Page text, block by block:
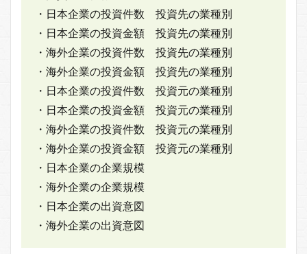
・日本企業の投資件数 投資先の業種別
・日本企業の投資金額 投資先の業種別
・海外企業の投資件数 投資先の業種別
・海外企業の投資金額 投資先の業種別
・日本企業の投資件数 投資元の業種別
・日本企業の投資金額 投資元の業種別
・海外企業の投資件数 投資元の業種別
・海外企業の投資金額 投資元の業種別
・日本企業の企業規模
・海外企業の企業規模
・日本企業の出資意図
・海外企業の出資意図